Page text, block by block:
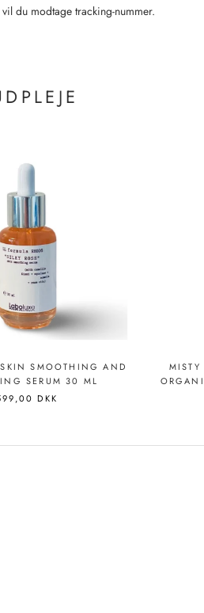
du modtage tracking-nummer.
SMOOTHING AND
SERUM 30 ML
DKK